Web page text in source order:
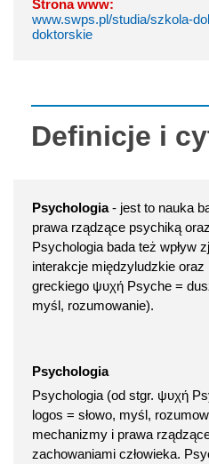
Strona www:
www.swps.pl/studia/szkola-
doktorskie
Definicje i
Psychologia- jest to nauka
prawa rządzące psychiką
Psychologia bada też wpływ
interakcje międzyludzkie
greckiego ψυχή Psyche =
myśl, rozumowanie).
Psychologia
Psychologia (od stgr. ψυχή
logos = słowo, myśl,
mechanizmy i prawa
zachowaniami człowieka.